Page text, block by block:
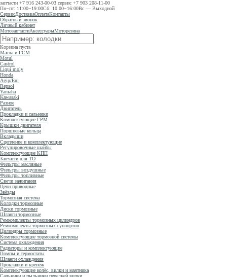
запчасти +7 916 243-00-03 сервис +7 903 208-11-00
Пн−пт: 11:00−19:00Сб: 10:00−16:00Вс — Выходной
СервисДоставкаОплатаКонтакты
Обратный звонок
Личный кабинет
МотозапчастиАксессуарыМоторезина
Корзина пуста
Масла и ГСМ
Motul
Castrol
Liqui moly
Honda
Agip/Eni
Repsol
Yamaha
Kawasaki
Разное
Двигатель
Прокладки и сальники
Комплектующие ГРМ
Крышки двигателя
Поршневые кольца
Вкладыши
Сцепление и комплектующие
Регулировочные шайбы
Комплектующие КПП
Запчасти для ТО
Фильтры масляные
Фильтры воздушные
Фильтры топливные
Свечи зажигания
Цепи приводные
Звёзды
Тормозная система
Колодки тормозные
Диски тормозные
Шланги тормозные
Ремкомплекты тормозных цилиндров
Ремкомплекты тормозных суппортов
Цилиндры тормозные
Комплектующие тормозной системы
Система охлаждения
Радиаторы и комплектующие
Помпы и термостаты
Шланги охлаждения
Прокладки и крепёж
Комплектующие колёс, вилки и маятника
Сальники и пыльники передней вилки